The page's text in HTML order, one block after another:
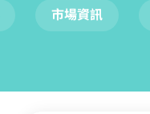
市場資訊